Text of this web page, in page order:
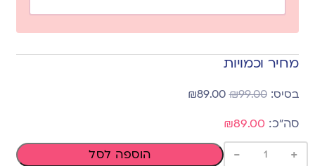
מחיר וכמויות
₪99.00
₪89.00
₪89.00
+
- הוספה לסל